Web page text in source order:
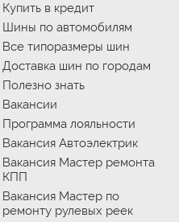
Купить в кредит
Шины по автомобилям
Все типоразмеры шин
Доставка шин по городам
Полезно знать
Вакансии
Программа лояльности
Вакансия Автоэлектрик
Вакансия Мастер ремонта
КПП
Вакансия Мастер по
ремонту рулевых реек